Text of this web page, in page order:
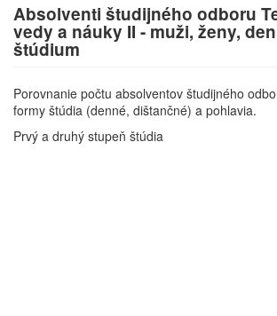
Absolventi študijného odboru
vedy a náuky II - muži, ženy,
štúdium
Porovnanie počtu absolventov študijného
formy štúdia (denné, dištančné) a pohlavia.
Prvý a druhý stupeň štúdia